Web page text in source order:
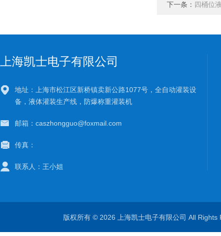
下一条： 四桶位
上海凯士电子有限公司
地址：上海市松江区新桥镇卖新公路1077号，全自动灌装设
备，液体灌装生产线，防爆称重灌装机
邮箱：caszhongguo@foxmail.com
传真：
联系人：王小姐
版权所有 © 2026 上海凯士电子有限公司 All